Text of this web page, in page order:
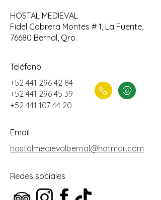
HOSTAL MEDIEVAL
Fidel Cabrera Montes # 1, La Fuente,
76680 Bernal, Qro.
Teléfono
+52 441 296 42 84
+52 441 296 45 39
+52 441 107 44 20
Email
hostalmedievalbernal@hotmail.com
Redes sociales